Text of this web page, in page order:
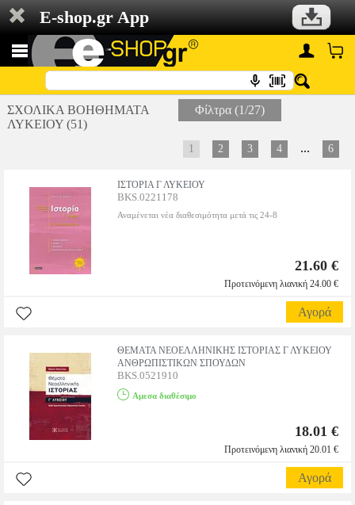
E-shop.gr App
ΣΧΟΛΙΚΑ ΒΟΗΘΗΜΑΤΑ
ΛΥΚΕΙΟΥ (51)
Φίλτρα (1/27)
1 2 3 4 ... 6
ΙΣΤΟΡΙΑ Γ ΛΥΚΕΙΟΥ
BKS.0221178
Αναμένεται νέα διαθεσιμότητα μετά τις 24-8
21.60 €
Προτεινόμενη λιανική 24.00 €
Αγορά
ΘΕΜΑΤΑ ΝΕΟΕΛΛΗΝΙΚΗΣ ΙΣΤΟΡΙΑΣ Γ ΛΥΚΕΙΟΥ
ΑΝΘΡΩΠΙΣΤΙΚΩΝ ΣΠΟΥΔΩΝ
BKS.0521910
Αμεσα διαθέσιμο
18.01 €
Προτεινόμενη λιανική 20.01 €
Αγορά